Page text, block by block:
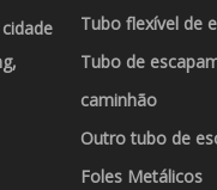
Tubo flexível de
Tubo de
caminhão
Outro tubo de
Foles Metálicos